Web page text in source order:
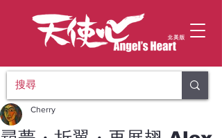
Cherry